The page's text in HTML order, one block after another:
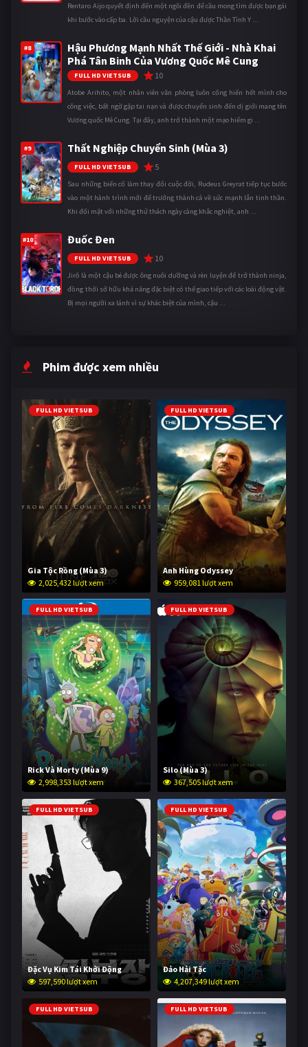
Rentaro Aijo quyết định đến một ngôi đền để cầu mong tìm được bạn gái
khi bước vào cấp ba. Lời cầu nguyện của cậu được Thần Tình Y ...
#8
Hậu Phương Mạnh Nhất Thế Giới - Nhà Khai
Phá Tân Binh Của Vương Quốc Mê Cung
FULL HD VIETSUB 10
Atobe Arihito, một nhân viên văn phòng luôn cống hiến hết mình cho
công việc, bất ngờ gặp tai nạn và được chuyển sinh đến dị giới mang tên
Vương quốc Mê Cung. Tại đây, anh trở thành một mạo hiểm gi ...
#9 Thất Nghiệp Chuyển Sinh (Mùa 3)
FULL HD VIETSUB 5
Sau những biến cố làm thay đổi cuộc đời, Rudeus Greyrat tiếp tục bước
vào một hành trình mới để trưởng thành cả về sức mạnh lẫn tinh thần.
Khi đối mặt với những thử thách ngày càng khắc nghiệt, anh ...
#10 Đuốc Đen
FULL HD VIETSUB 10
Jirô là một cậu bé được ông nuôi dưỡng và rèn luyện để trở thành ninja,
đồng thời sở hữu khả năng đặc biệt có thể giao tiếp với các loài động vật.
Bị mọi người xa lánh vì sự khác biệt của mình, cậu ...
Phim được xem nhiều
FULL HD VIETSUB
Gia Tộc Rồng (Mùa 3)
2,025,432 lượt xem
FULL HD VIETSUB
Anh Hùng Odyssey
959,081 lượt xem
FULL HD VIETSUB
Rick Và Morty (Mùa 9)
2,998,353 lượt xem
FULL HD VIETSUB
Silo (Mùa 3)
367,505 lượt xem
FULL HD VIETSUB
Đặc Vụ Kim Tái Khởi Động
597,590 lượt xem
FULL HD VIETSUB
Đảo Hải Tặc
4,207,349 lượt xem
FULL HD VIETSUB FULL HD VIETSUB